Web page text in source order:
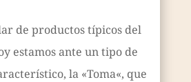
de productos típicos del
estamos ante un tipo de
la «Toma«, que